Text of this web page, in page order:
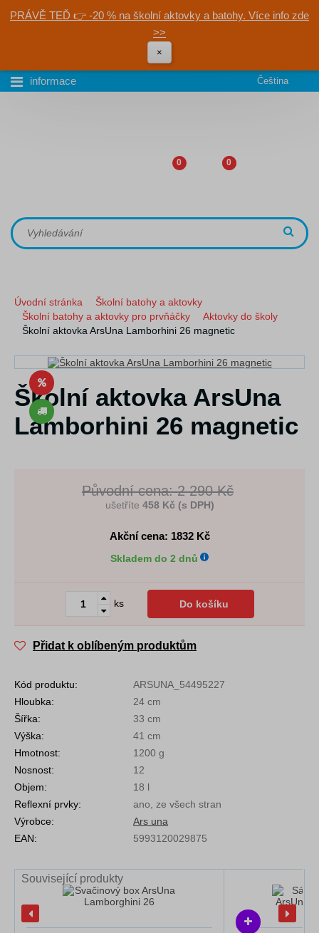
PRÁVĚ TEĎ 👉 -20 % na školní aktovky a batohy. Více info zde
>>
×
informace Čeština
0 0
Úvodní stránka
Školní batohy a aktovky
Školní batohy a aktovky pro prvňáčky
Aktovky do školy
Školní aktovka ArsUna Lamborhini 26 magnetic
Školní aktovka ArsUna
Lamborhini 26 magnetic
Původní cena: 2 290 Kč
ušetříte 458 Kč (s DPH)
Akční cena: 1832Kč
Skladem do 2 dnů
ks Do košíku
Přidat k oblíbeným produktům
Kód produktu:
ARSUNA_54495227
Hloubka:
24 cm
Šířka:
33 cm
Výška:
41 cm
Hmotnost:
1200 g
Nosnost:
12
Objem:
18 l
Reflexní prvky:
ano, ze všech stran
Výrobce:
Ars una
EAN:
5993120029875
Související produkty